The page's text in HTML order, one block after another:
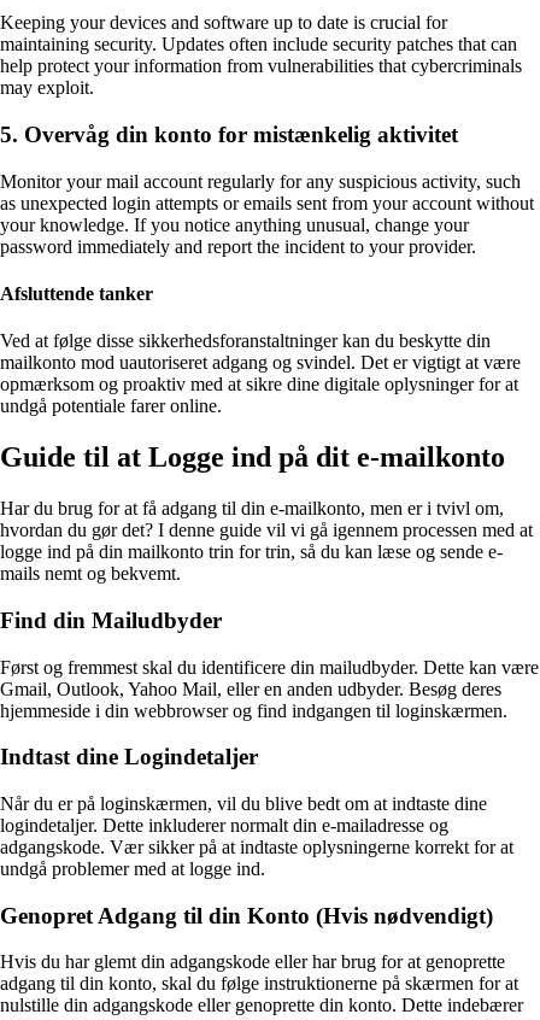
Keeping your devices and software up to date is crucial for
maintaining security. Updates often include security patches that can
help protect your information from vulnerabilities that cybercriminals
may exploit.
5. Overvåg din konto for mistænkelig aktivitet
Monitor your mail account regularly for any suspicious activity, such
as unexpected login attempts or emails sent from your account without
your knowledge. If you notice anything unusual, change your
password immediately and report the incident to your provider.
Afsluttende tanker
Ved at følge disse sikkerhedsforanstaltninger kan du beskytte din
mailkonto mod uautoriseret adgang og svindel. Det er vigtigt at være
opmærksom og proaktiv med at sikre dine digitale oplysninger for at
undgå potentiale farer online.
Guide til at Logge ind på dit e-mailkonto
Har du brug for at få adgang til din e-mailkonto, men er i tvivl om,
hvordan du gør det? I denne guide vil vi gå igennem processen med at
logge ind på din mailkonto trin for trin, så du kan læse og sende e-
mails nemt og bekvemt.
Find din Mailudbyder
Først og fremmest skal du identificere din mailudbyder. Dette kan være
Gmail, Outlook, Yahoo Mail, eller en anden udbyder. Besøg deres
hjemmeside i din webbrowser og find indgangen til loginskærmen.
Indtast dine Logindetaljer
Når du er på loginskærmen, vil du blive bedt om at indtaste dine
logindetaljer. Dette inkluderer normalt din e-mailadresse og
adgangskode. Vær sikker på at indtaste oplysningerne korrekt for at
undgå problemer med at logge ind.
Genopret Adgang til din Konto (Hvis nødvendigt)
Hvis du har glemt din adgangskode eller har brug for at genoprette
adgang til din konto, skal du følge instruktionerne på skærmen for at
nulstille din adgangskode eller genoprette din konto. Dette indebærer